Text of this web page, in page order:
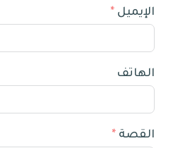
الإيميل
الهاتف
القصة